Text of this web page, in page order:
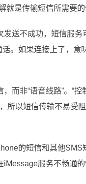
就是传输短信所需要
发送不成功，短信服
。如果连接上了，
而非“语音线路”。“
所以短信传输不易受
的短信和其他
服务不畅通